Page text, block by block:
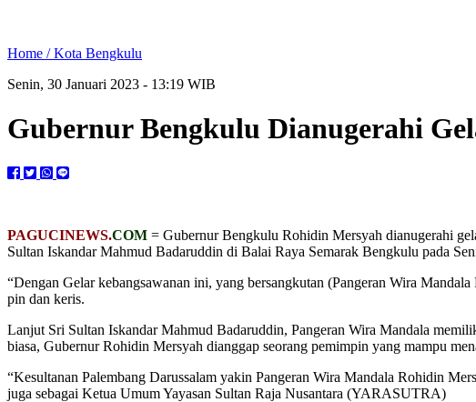
Home /Kota Bengkulu
Senin, 30 Januari 2023 - 13:19 WIB
Gubernur Bengkulu Dianugerahi
PAGUCINEWS.COM = Gubernur Bengkulu Rohidin Mersyah dianugerahi
Sultan Iskandar Mahmud Badaruddin di Balai Raya Semarak Bengkulu pada
“Dengan Gelar kebangsawanan ini, yang bersangkutan (Pangeran Wira
pin dan keris.
Lanjut Sri Sultan Iskandar Mahmud Badaruddin, Pangeran Wira Mandala
biasa, Gubernur Rohidin Mersyah dianggap seorang pemimpin yang mampu
“Kesultanan Palembang Darussalam yakin Pangeran Wira Mandala Rohidin
juga sebagai Ketua Umum Yayasan Sultan Raja Nusantara (YARASUTRA)